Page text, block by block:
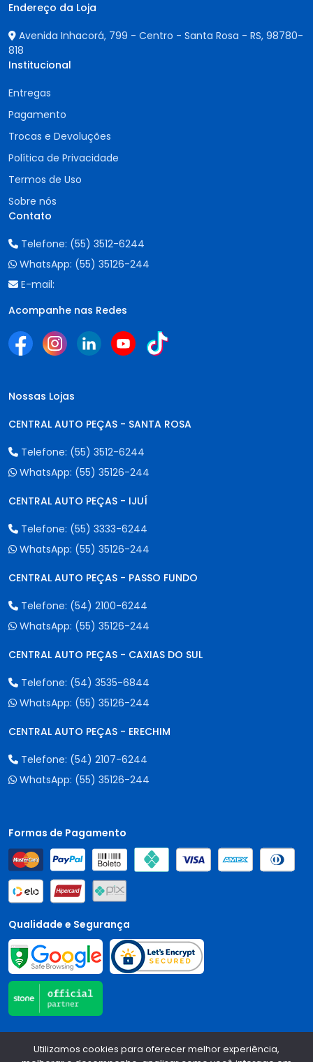
Endereço da Loja
Avenida Inhacorá, 799 - Centro - Santa Rosa - RS, 98780-
818
Institucional
Entregas
Pagamento
Trocas e Devoluções
Política de Privacidade
Termos de Uso
Sobre nós
Contato
Telefone: (55) 3512-6244
WhatsApp: (55) 35126-244
E-mail:
Acompanhe nas Redes
Nossas Lojas
CENTRAL AUTO PEÇAS - SANTA ROSA
Telefone: (55) 3512-6244
WhatsApp: (55) 35126-244
CENTRAL AUTO PEÇAS - IJUÍ
Telefone: (55) 3333-6244
WhatsApp: (55) 35126-244
CENTRAL AUTO PEÇAS - PASSO FUNDO
Telefone: (54) 2100-6244
WhatsApp: (55) 35126-244
CENTRAL AUTO PEÇAS - CAXIAS DO SUL
Telefone: (54) 3535-6844
WhatsApp: (55) 35126-244
CENTRAL AUTO PEÇAS - ERECHIM
Telefone: (54) 2107-6244
WhatsApp: (55) 35126-244
Formas de Pagamento
Qualidade e Segurança
Central Auto Peças - CNPJ: 90.196.999/0001-89
Todos os
direitos reservados.2026
Utilizamos cookies para oferecer melhor experiência,